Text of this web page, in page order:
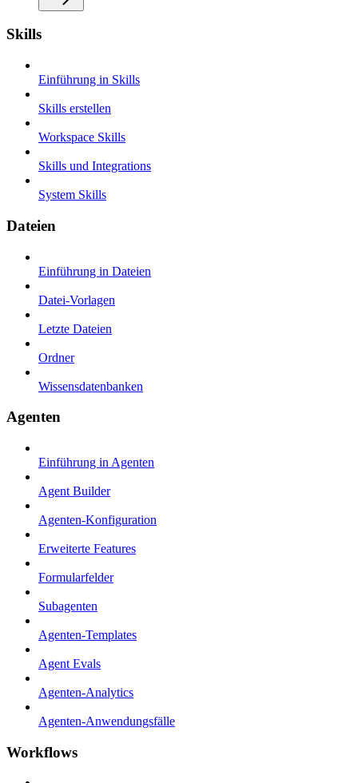
Skills
Einführung in Skills
Skills erstellen
Workspace Skills
Skills und Integrations
System Skills
Dateien
Einführung in Dateien
Datei-Vorlagen
Letzte Dateien
Ordner
Wissensdatenbanken
Agenten
Einführung in Agenten
Agent Builder
Agenten-Konfiguration
Erweiterte Features
Formularfelder
Subagenten
Agenten-Templates
Agent Evals
Agenten-Analytics
Agenten-Anwendungsfälle
Workflows